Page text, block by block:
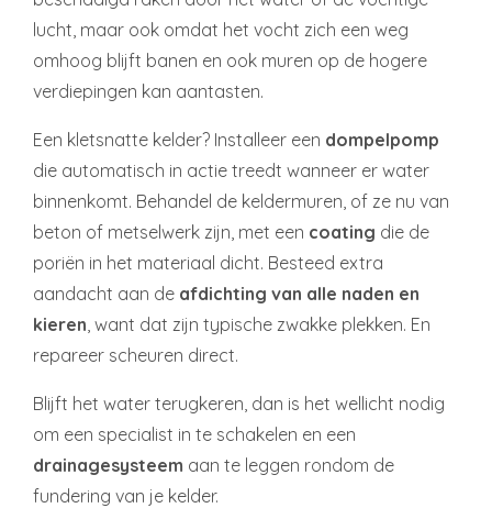
lucht, maar ook omdat het vocht zich een weg
omhoog blijft banen en ook muren op de hogere
verdiepingen kan aantasten.
Een kletsnatte kelder? Installeer een dompelpomp
die automatisch in actie treedt wanneer er water
binnenkomt. Behandel de keldermuren, of ze nu van
beton of metselwerk zijn, met een coating die de
poriën in het materiaal dicht. Besteed extra
aandacht aan de afdichting van alle naden en
kieren , want dat zijn typische zwakke plekken. En
repareer scheuren direct.
Blijft het water terugkeren, dan is het wellicht nodig
om een specialist in te schakelen en een
drainagesysteem aan te leggen rondom de
fundering van je kelder.